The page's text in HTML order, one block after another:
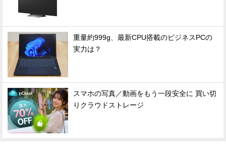
重量約999g、最新CPU搭載のビジネスPCの
実力は？
スマホの写真／動画をもう一段安全に 買い切
りクラウドストレージ